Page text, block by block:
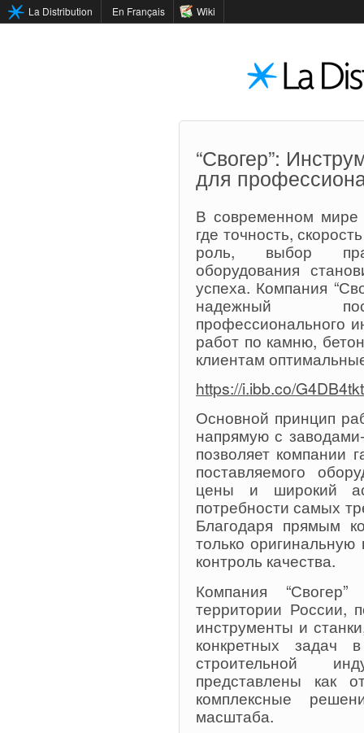
La Distribution En Français Wiki
“Свогер”:
для
В современном мире
где точность,
роль, выбор
оборудования
успеха. Компания
надежный
профессионального
работ по камню,
клиентам
https://i.ibb.co/
Основной принцип
напрямую с
позволяет компании
поставляемого
цены и широкий
потребности самых
Благодаря прямым
только
контроль качества.
Компания
территории России,
инструменты и
конкретных задач
строительной
представлены как
комплексные
масштаба.